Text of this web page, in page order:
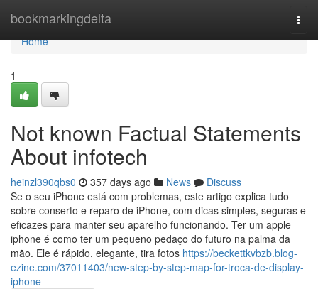
bookmarkingdelta
Home
Home
1
Not known Factual Statements
About infotech
heinzl390qbs0 357 days ago News
Discuss
Se o seu iPhone está com problemas, este artigo explica tudo
sobre conserto e reparo de iPhone, com dicas simples, seguras e
eficazes para manter seu aparelho funcionando. Ter um apple
iphone é como ter um pequeno pedaço do futuro na palma da
mão. Ele é rápido, elegante, tira fotos https://beckettkvbzb.blog-
ezine.com/37011403/new-step-by-step-map-for-troca-de-display-
iphone